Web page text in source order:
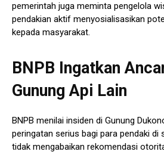
pemerintah juga meminta pengelola
pendakian aktif menyosialisasikan
kepada masyarakat.
BNPB Ingatkan
Gunung Api Lain
BNPB menilai insiden di Gunung
peringatan serius bagi para pendaki di
tidak mengabaikan rekomendasi